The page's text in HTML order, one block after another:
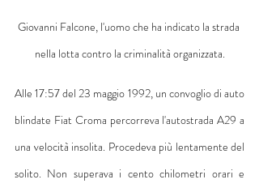
Giovanni Falcone, l'uomo che ha indicato la strada
nella lotta contro la criminalità organizzata.
Alle 17:57 del 23 maggio 1992, un convoglio di auto
blindate Fiat Croma percorreva l'autostrada A29 a
una velocità insolita. Procedeva più lentamente del
solito. Non superava i cento chilometri orari e